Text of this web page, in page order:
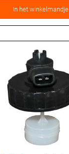
In het winkelmandje